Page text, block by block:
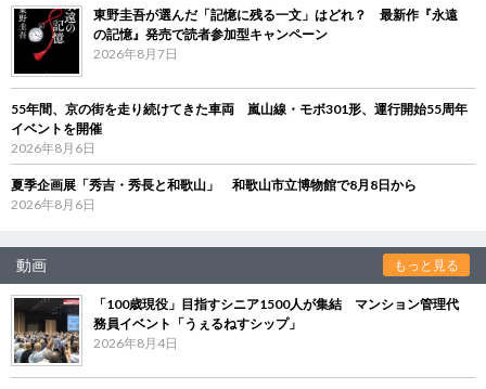
東野圭吾が選んだ「記憶に残る一文」はどれ？ 最新作『永遠
の記憶』発売で読者参加型キャンペーン
2026年8月7日
55年間、京の街を走り続けてきた車両 嵐山線・モボ301形、運行開始55周年
イベントを開催
2026年8月6日
夏季企画展「秀吉・秀長と和歌山」 和歌山市立博物館で8月8日から
2026年8月6日
動画 もっと見る
「100歳現役」目指すシニア1500人が集結 マンション管理代
務員イベント「うぇるねすシップ」
2026年8月4日